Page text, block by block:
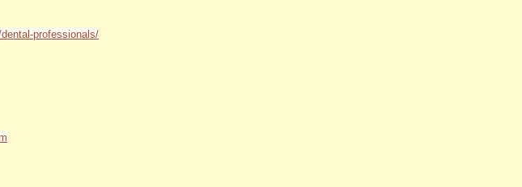
professionals/